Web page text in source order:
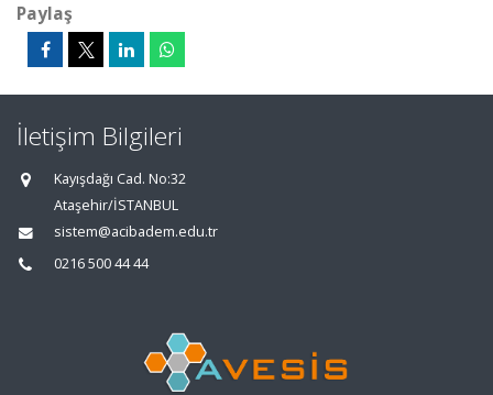
Paylaş
İletişim Bilgileri
Kayışdağı Cad. No:32
Ataşehir/İSTANBUL
sistem@acibadem.edu.tr
0216 500 44 44